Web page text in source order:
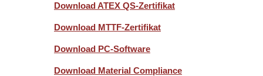
Download ATEX QS-Zertifikat
Download MTTF-Zertifikat
Download PC-Software
Download Material Compliance